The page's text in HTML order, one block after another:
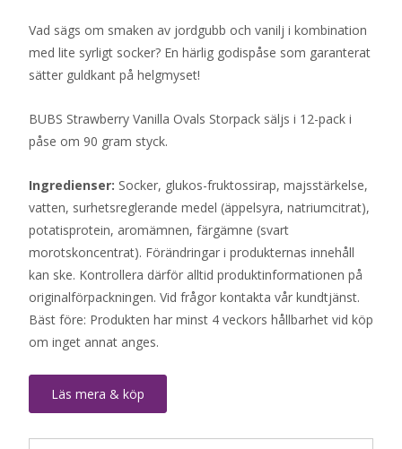
Vad sägs om smaken av jordgubb och vanilj i kombination
med lite syrligt socker? En härlig godispåse som garanterat
sätter guldkant på helgmyset!
BUBS Strawberry Vanilla Ovals Storpack säljs i 12-pack i
påse om 90 gram styck.
Ingredienser: Socker, glukos-fruktossirap, majsstärkelse,
vatten, surhetsreglerande medel (äppelsyra, natriumcitrat),
potatisprotein, aromämnen, färgämne (svart
morotskoncentrat). Förändringar i produkternas innehåll
kan ske. Kontrollera därför alltid produktinformationen på
originalförpackningen. Vid frågor kontakta vår kundtjänst.
Bäst före: Produkten har minst 4 veckors hållbarhet vid köp
om inget annat anges.
Läs mera & köp